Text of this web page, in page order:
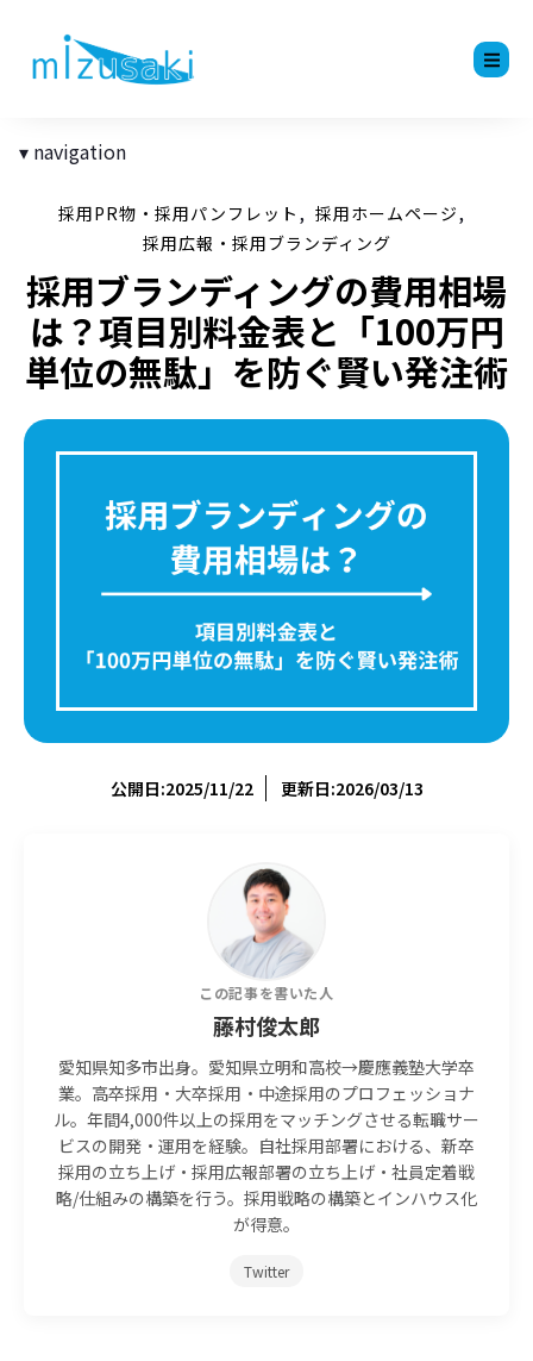
navigation
採用PR物・採用パンフレット , 採用ホームページ,
採用広報・採用ブランディング
採用ブランディングの費用相場
は？項目別料金表と「100万円
単位の無駄」を防ぐ賢い発注術
公開日:2025/11/22 更新日:2026/03/13
この記事を書いた人
藤村俊太郎
愛知県知多市出身。愛知県立明和高校→慶應義塾大学卒
業。高卒採用・大卒採用・中途採用のプロフェッショナ
ル。年間4,000件以上の採用をマッチングさせる転職サー
ビスの開発・運用を経験。自社採用部署における、新卒
採用の立ち上げ・採用広報部署の立ち上げ・社員定着戦
略/仕組みの構築を行う。採用戦略の構築とインハウス化
が得意。
Twitter